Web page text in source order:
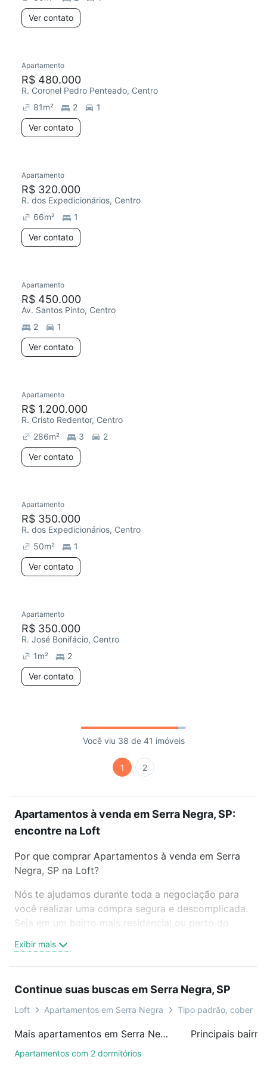
Ver contato
Apartamento
R$ 480.000
R. Coronel Pedro Penteado, Centro
81m² 2
1
Ver contato
Apartamento
R$ 320.000
R. dos Expedicionários, Centro
66m²
1
Ver contato
Apartamento
R$ 450.000
Av. Santos Pinto, Centro
2
1
Ver contato
Apartamento
R$ 1.200.000
R. Cristo Redentor, Centro
286m² 3
2
Ver contato
Apartamento
R$ 350.000
R. dos Expedicionários, Centro
50m²
1
Ver contato
Apartamento
R$ 350.000
R. José Bonifácio, Centro
1m²
2
Ver contato
Você viu 38 de 41 imóveis
1 2
Apartamentos à venda em Serra Negra, SP:
encontre na Loft
Por que comprar Apartamentos à venda em Serra
Negra, SP na Loft?
Nós te ajudamos durante toda a negociação para
você realizar uma compra segura e descomplicada.
Seja em um bairro mais residencial ou perto do
oferta ideal de Apartamentos à venda em Serra
Negra, SP para conquistar seu sonho. Agende uma
compromisso e você ainda conta com mais de 46
mil corretores e imobiliárias te ajudando na compra,
Como escolher um imóvel?
Exibir mais
Continue suas buscas em Serra Negra, SP
Loft Apartamentos em Serra Negra Tipo padrão,
Mais apartamentos em Serra Negra, SP
Apartamentos com 2 dormitórios